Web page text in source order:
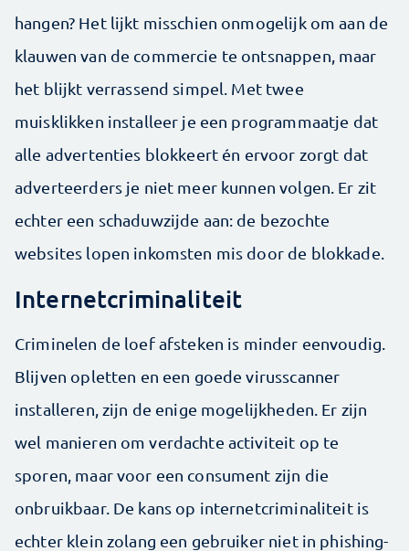
hangen? Het lijkt misschien onmogelijk om aan de
klauwen van de commercie te ontsnappen, maar
het blijkt verrassend simpel. Met twee
muisklikken installeer je een programmaatje dat
alle advertenties blokkeert én ervoor zorgt dat
adverteerders je niet meer kunnen volgen. Er zit
echter een schaduwzijde aan: de bezochte
websites lopen inkomsten mis door de blokkade.
Internetcriminaliteit
Criminelen de loef afsteken is minder eenvoudig.
Blijven opletten en een goede virusscanner
installeren, zijn de enige mogelijkheden. Er zijn
wel manieren om verdachte activiteit op te
sporen, maar voor een consument zijn die
onbruikbaar. De kans op internetcriminaliteit is
echter klein zolang een gebruiker niet in phishing-